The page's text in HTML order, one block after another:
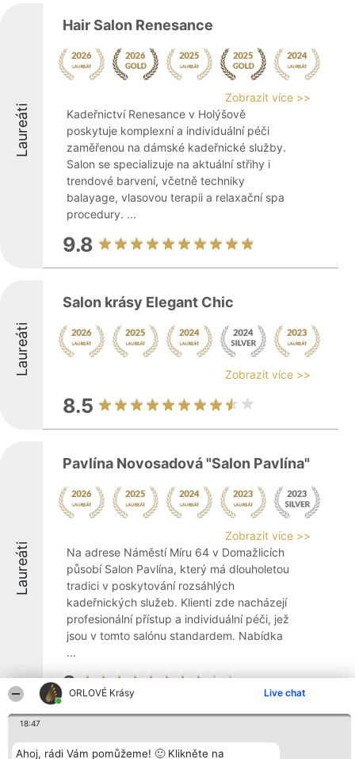
ORLOVÉ Krásy Live chat
18:47
Ahoj, rádi Vám pomůžeme! 🙂 Klikněte na
Laureáti
Hair Salon Renesance
Zobrazit více >>
Kadeřnictví Renesance v Holýšově
poskytuje komplexní a individuální péči
zaměřenou na dámské kadeřnické služby.
Salon se specializuje na aktuální střihy i
trendové barvení, včetně techniky
balayage, vlasovou terapii a relaxační spa
procedury. ...
9.8
Laureáti
Salon krásy Elegant Chic
Zobrazit více >>
8.5
Laureáti
Pavlína Novosadová "Salon Pavlína"
Zobrazit více >>
Na adrese Náměstí Míru 64 v Domažlicích
působí Salon Pavlína, který má dlouholetou
tradici v poskytování rozsáhlých
kadeřnických služeb. Klienti zde nacházejí
profesionální přístup a individuální péči, jež
jsou v tomto salónu standardem. Nabídka
...
8
Lucie Kupilíková- Vlasový salón